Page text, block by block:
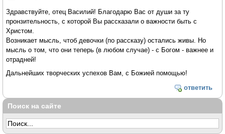
Здравствуйте, отец Василий! Благодарю Вас от души за ту
пронзительность, с которой Вы рассказали о важности быть с
Христом.
Возникает мысль, чтоб девочки (по рассказу) остались живы. Но
мысль о том, что они теперь (в любом случае) - с Богом - важнее и
отрадней!
Дальнейших творческих успехов Вам, с Божией помощью!
ответить
Поиск на сайте